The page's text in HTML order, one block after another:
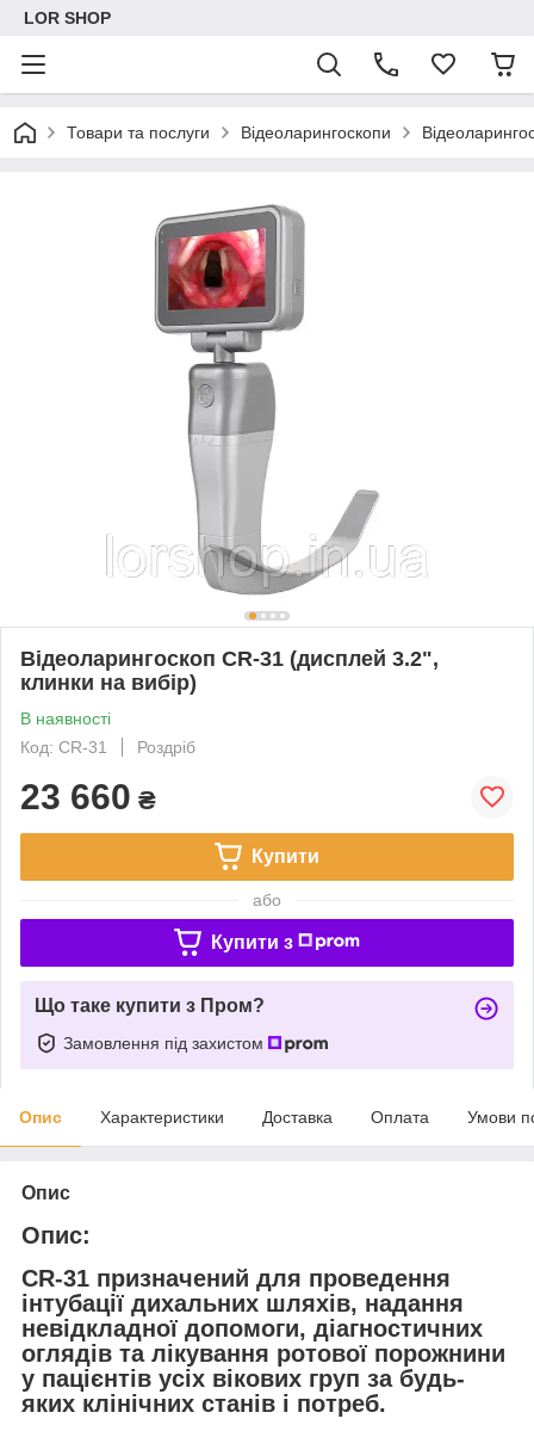
LOR SHOP
Товари та послуги Відеоларингоскопи
Відеоларингоскоп CR-31 (дисплей 3.2",
клинки на вибір)
В наявності
Код: CR-31
Роздріб
23 660 ₴
Купити
або
Купити з
Що таке купити з Пром?
Замовлення під захистом
Опис Характеристики Доставка Оплата Умови
Опис
Опис:
CR-31 призначений для проведення
інтубації дихальних шляхів, надання
невідкладної допомоги, діагностичних
оглядів та лікування ротової порожнини
у пацієнтів усіх вікових груп за будь-
яких клінічних станів і потреб.